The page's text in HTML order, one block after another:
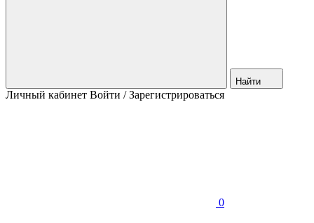
Найти
Личный кабинет Войти / Зарегистрироваться
0